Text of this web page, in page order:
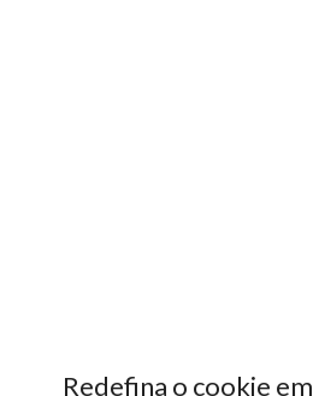
Redefina o cookie